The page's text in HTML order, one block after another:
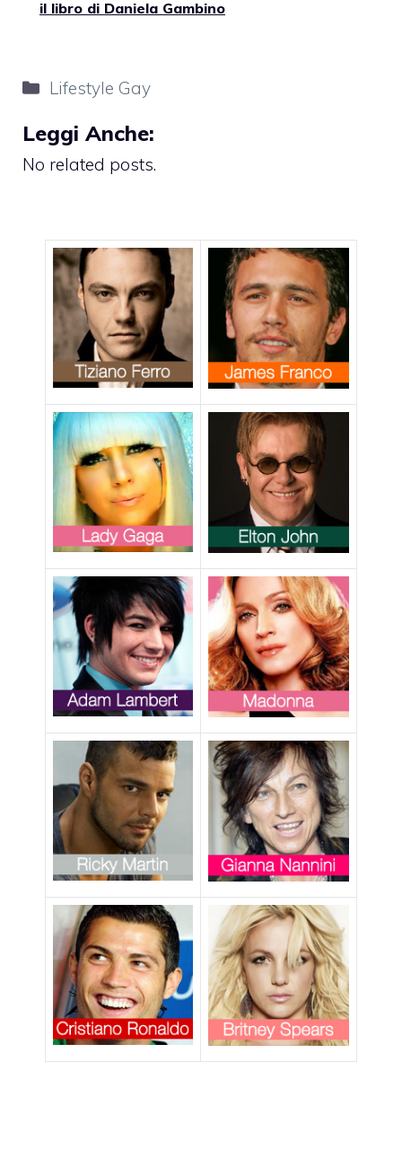
il libro di Daniela Gambino
Categorie
Lifestyle Gay
Leggi Anche:
No related posts.